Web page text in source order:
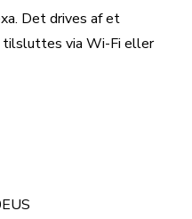
Det drives af et
via Wi-Fi eller